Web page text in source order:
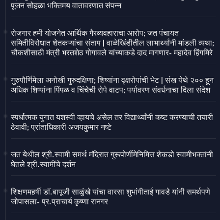
पूजन सोहळा भक्तिमय वातावरणात संपन्न
रोजगार हमी योजनेत आर्थिक गैरव्यवहाराचा आरोप; जत पंचायत
समितीविरोधात शेतकऱ्यांचा संताप | वाळेखिंडीतील लाभार्थ्यांनी मांडली व्यथा;
चौकशीसाठी मंत्री भरतशेठ गोगावले यांच्याकडे दाद मागणार- महादेव हिंगमिरे
गुरुपौर्णिमेला अनोखी गुरुदक्षिणा; शिष्यांना वृक्षरोपांची भेट | संख येथे २०० हून
अधिक शिष्यांना पिंपळ व चिंचेची रोपे वाटप; पर्यावरण संवर्धनाचा दिला संदेश
स्पर्धात्मक युगात यशस्वी व्हायचे असेल तर विद्यार्थ्यांनी कष्ट करण्याची तयारी
ठेवावी; प्रांताधिकारी अजयकुमार नष्टे
जत येथील श्री.स्वामी समर्थ मंदिरात गुरूपोर्णीमेनिमित्त शेकडो स्वामीभक्तांनी
घेतले श्री.स्वामींचे दर्शन
शिक्षणमहर्षी डॉ.बापूजी साळुंखे यांचा वारसा शुभांगीताई गावडे यांनी समर्थपणे
जोपासला- प्र.प्राचार्य कृष्णा रानगर